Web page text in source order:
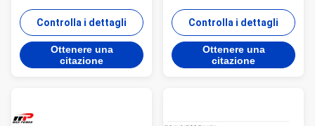
ECE passata R100 (norma di
sicurezza di EV in Europa)
supporto del modulo di batteria
di 2.12V lifepo4 in serie e
collegamento parallelo 3. Vita di
ciclo della batteria più di 4000
Controlla i dettagli
Ottenere una
citazione
Regolamenti Internazionali dei
CB KC dei batterys del litio di
tasso alto della batteria 26650
5Ah 3.7V dello Li-ione di IEC
Cellula cilindrica dello Li-ione
5000mAh dell'Accumulatore
Controlla i dettagli
Ottenere una
citazione